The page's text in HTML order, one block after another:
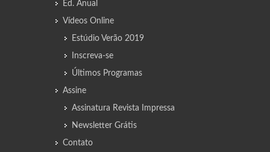
Ed. Anual
Vídeos Online
Estúdio Verão 2019
Inscreva-se
Últimos Programas
Assine
Assinatura Revista Impressa
Newsletter Grátis
Contato